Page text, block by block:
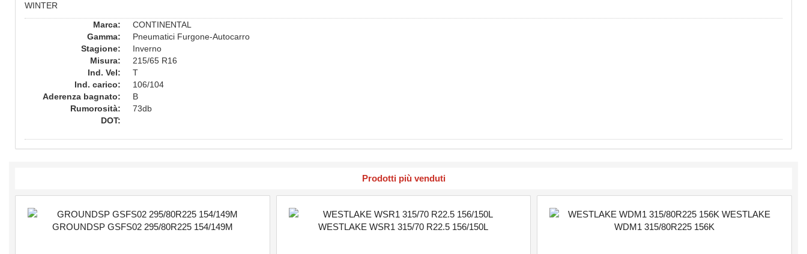
WINTER
Marca:
CONTINENTAL
Gamma:
Pneumatici Furgone-Autocarro
Stagione:
Inverno
Misura:
215/65 R16
Ind. Vel:
T
Ind. carico:
106/104
Aderenza bagnato:
B
Rumorosità:
73db
DOT:
Prodotti più venduti